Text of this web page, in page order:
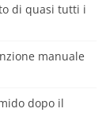
di quasi tutti i
manuale
dopo il